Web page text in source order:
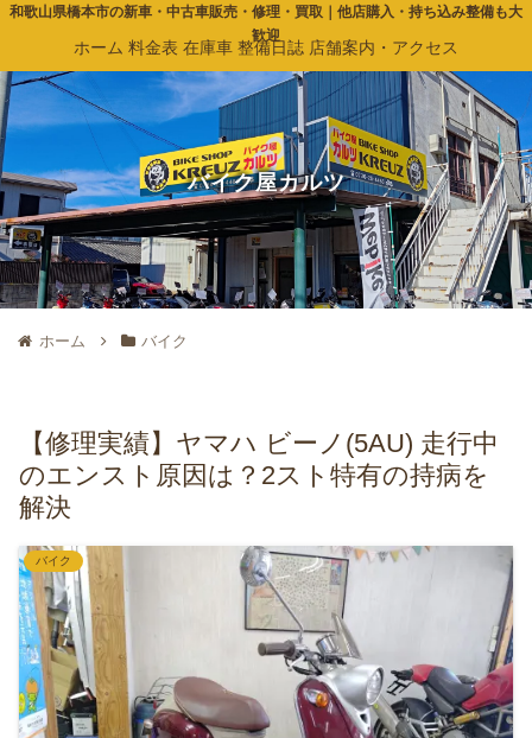
和歌山県橋本市の新車・中古車販売・修理・買取｜他店購入・持ち込み整備も大
歓迎
バイク屋カルツ
ホーム 料金表 在庫車 整備日誌 店舗案内・アクセス
ホーム バイク
【修理実績】ヤマハ ビーノ(5AU) 走行中
のエンスト原因は？2スト特有の持病を
解決
バイク